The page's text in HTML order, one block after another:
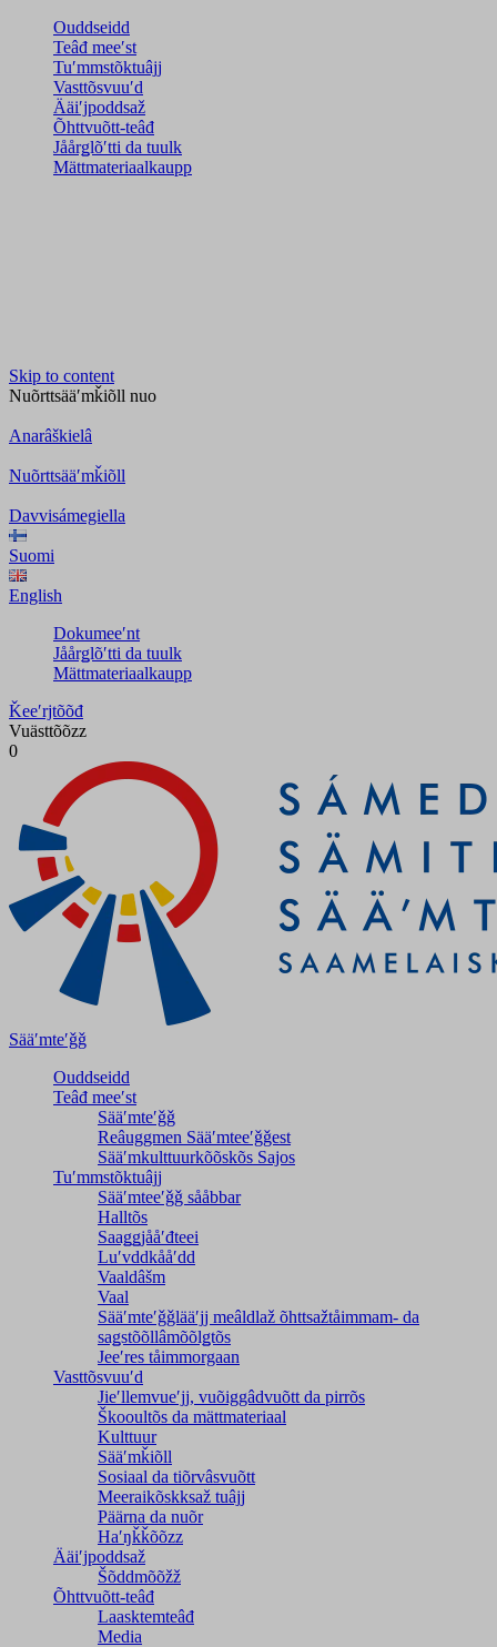
Ouddseidd
Teâđ meeʹst
Tuʹmmstõktuâjj
Vasttõsvuuʹd
Ääiʹjpoddsaž
Õhttvuõtt-teâđ
Jåårǥlõʹtti da tuulk
Mättmateriaalkaupp
Skip to content
Nuõrttsääʹmǩiõll nuo
Anarâškielâ
Nuõrttsääʹmǩiõll
Davvisámegiella
Suomi
English
Dokumeeʹnt
Jåårǥlõʹtti da tuulk
Mättmateriaalkaupp
Ǩeeʹrjtõõđ
Vuästtõõzz
0
Sääʹmteʹǧǧ
Ouddseidd
Teâđ meeʹst
Sääʹmteʹǧǧ
Reâuggmen Sääʹmteeʹǧǧest
Sääʹmkulttuurkõõskõs Sajos
Tuʹmmstõktuâjj
Sääʹmteeʹǧǧ sååbbar
Halltõs
Saaǥǥjååʹđteei
Luʹvddkååʹdd
Vaaldâšm
Vaal
Sääʹmteʹǧǧlääʹjj meâldlaž õhttsažtåimmam- da
saǥstõõllâmõõlǥtõs
Jeeʹres tåimmorgaan
Vasttõsvuuʹd
Jieʹllemvueʹjj, vuõiggâdvuõtt da pirrõs
Škooultõs da mättmateriaal
Kulttuur
Sääʹmǩiõll
Sosiaal da tiõrvâsvuõtt
Meeraikõskksaž tuâjj
Päärna da nuõr
Haʹŋǩǩõõzz
Ääiʹjpoddsaž
Šõddmõõžž
Õhttvuõtt-teâđ
Laasktemteâđ
Media